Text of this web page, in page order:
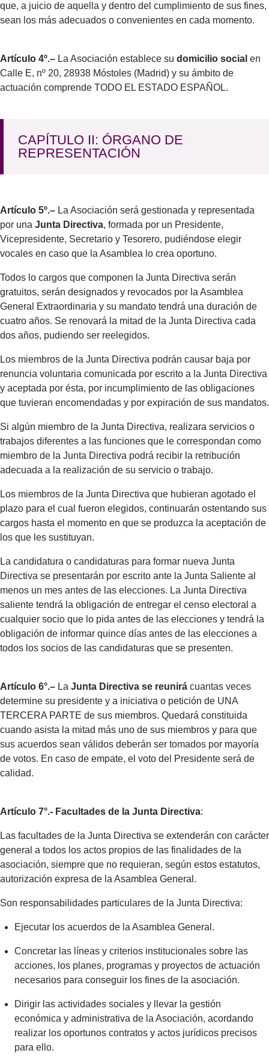
que, a juicio de aquella y dentro del cumplimiento de sus fines,
sean los más adecuados o convenientes en cada momento.
Artículo 4º.– La Asociación establece su domicilio social en
Calle E, nº 20, 28938 Móstoles (Madrid) y su ámbito de
actuación comprende TODO EL ESTADO ESPAÑOL.
CAPÍTULO II: ÓRGANO DE
REPRESENTACIÓN
Artículo 5º.– La Asociación será gestionada y representada
por una Junta Directiva, formada por un Presidente,
Vicepresidente, Secretario y Tesorero, pudiéndose elegir
vocales en caso que la Asamblea lo crea oportuno.
Todos lo cargos que componen la Junta Directiva serán
gratuitos, serán designados y revocados por la Asamblea
General Extraordinaria y su mandato tendrá una duración de
cuatro años. Se renovará la mitad de la Junta Directiva cada
dos años, pudiendo ser reelegidos.
Los miembros de la Junta Directiva podrán causar baja por
renuncia voluntaria comunicada por escrito a la Junta Directiva
y aceptada por ésta, por incumplimiento de las obligaciones
que tuvieran encomendadas y por expiración de sus mandatos.
Si algún miembro de la Junta Directiva, realizara servicios o
trabajos diferentes a las funciones que le correspondan como
miembro de la Junta Directiva podrá recibir la retribución
adecuada a la realización de su servicio o trabajo.
Los miembros de la Junta Directiva que hubieran agotado el
plazo para el cual fueron elegidos, continuarán ostentando sus
cargos hasta el momento en que se produzca la aceptación de
los que les sustituyan.
La candidatura o candidaturas para formar nueva Junta
Directiva se presentarán por escrito ante la Junta Saliente al
menos un mes antes de las elecciones. La Junta Directiva
saliente tendrá la obligación de entregar el censo electoral a
cualquier socio que lo pida antes de las elecciones y tendrá la
obligación de informar quince días antes de las elecciones a
todos los socios de las candidaturas que se presenten.
Artículo 6°.– La Junta Directiva se reunirá cuantas veces
determine su presidente y a iniciativa o petición de UNA
TERCERA PARTE de sus miembros. Quedará constituida
cuando asista la mitad más uno de sus miembros y para que
sus acuerdos sean válidos deberán ser tomados por mayoría
de votos. En caso de empate, el voto del Presidente será de
calidad.
Artículo 7°.- Facultades de la Junta Directiva:
Las facultades de la Junta Directiva se extenderán con carácter
general a todos los actos propios de las finalidades de la
asociación, siempre que no requieran, según estos estatutos,
autorización expresa de la Asamblea General.
Son responsabilidades particulares de la Junta Directiva:
Ejecutar los acuerdos de la Asamblea General.
Concretar las líneas y criterios institucionales sobre las
acciones, los planes, programas y proyectos de actuación
necesarios para conseguir los fines de la asociación.
Dirigir las actividades sociales y llevar la gestión
económica y administrativa de la Asociación, acordando
realizar los oportunos contratos y actos jurídicos precisos
para ello.